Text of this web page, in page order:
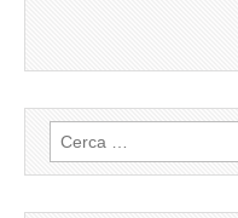
Ricerca
per: